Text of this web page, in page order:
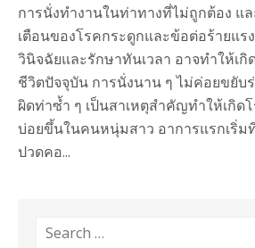
การนั่งทำงานในท่าทางที่ไม่ถูกต้อง
เตือนของโรคกระดูกและข้อต่อร้ายแร
วินิจฉัยและรักษาทันเวลา อาจทำให้เ
ชีวิตปัจจุบัน การนั่งนาน ๆ ไม่ค่อยขยับ
ผิดท่าซ้ำ ๆ เป็นสาเหตุสำคัญทำให้เกิด
บ่อยขึ้นในคนหนุ่มสาว อาการแรกเริ่ม
ปวดคอ...
Search